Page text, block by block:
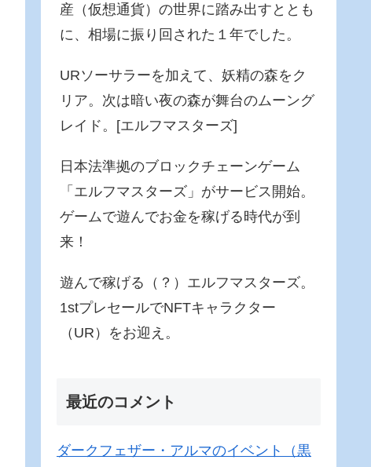
産（仮想通貨）の世界に踏み出すととも
に、相場に振り回された１年でした。
URソーサラーを加えて、妖精の森をク
リア。次は暗い夜の森が舞台のムーング
レイド。[エルフマスターズ]
日本法準拠のブロックチェーンゲーム
「エルフマスターズ」がサービス開始。
ゲームで遊んでお金を稼げる時代が到
来！
遊んで稼げる（？）エルフマスターズ。
1stプレセールでNFTキャラクター
（UR）をお迎え。
最近のコメント
ダークフェザー・アルマのイベント（黒